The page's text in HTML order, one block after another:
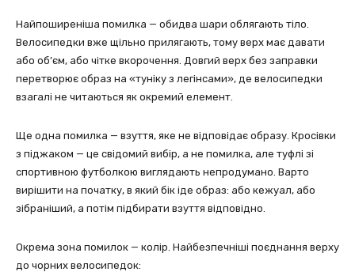
Найпоширеніша помилка — обидва шари облягають тіло.
Велосипедки вже щільно прилягають, тому верх має давати
або об’єм, або чітке вкорочення. Довгий верх без заправки
перетворює образ на «туніку з легінсами», де велосипедки
взагалі не читаються як окремий елемент.
Ще одна помилка — взуття, яке не відповідає образу. Кросівки
з піджаком — це свідомий вибір, а не помилка, але туфлі зі
спортивною футболкою виглядають непродумано. Варто
вирішити на початку, в який бік іде образ: або кежуал, або
зібраніший, а потім підбирати взуття відповідно.
Окрема зона помилок — колір. Найбезпечніші поєднання верху
до чорних велосипедок: